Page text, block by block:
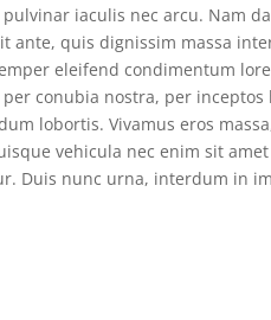
iaculis nec arcu. Nam
ante, quis dignissim massa
eleifend condimentum
conubia nostra, per inceptos
lobortis. Vivamus eros
vehicula nec enim sit
Duis nunc urna, interdum in